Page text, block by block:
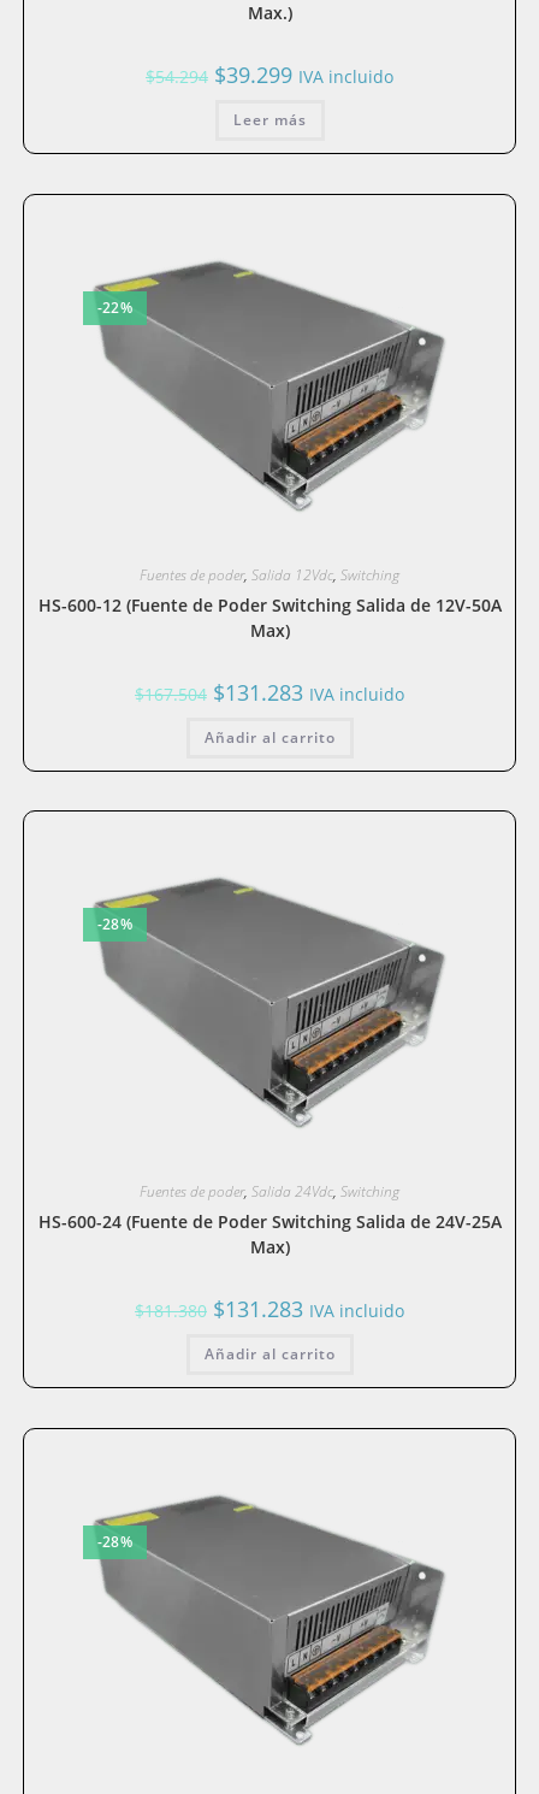
Max.)
$54.294 El
precio
era:
$39.299El
precio
es:
IVA incluido
Leer más
-22%
Fuentes de poder, Salida 12Vdc, Switching
HS-600-12 (Fuente de Poder Switching Salida de 12V-50A
Max)
$167.504 El
precio
era:
$131.283 El
precio
es:
IVA incluido
Añadir al carrito
-28%
Fuentes de poder, Salida 24Vdc, Switching
HS-600-24 (Fuente de Poder Switching Salida de 24V-25A
Max)
$181.380 El
precio
era:
$131.283 El
precio
es:
IVA incluido
Añadir al carrito
-28%